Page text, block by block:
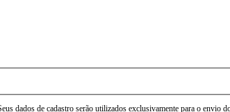
dados de cadastro serão utilizados exclusivamente para o